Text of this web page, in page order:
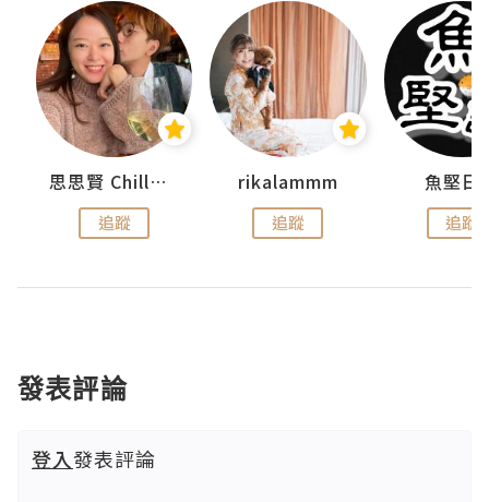
思思賢 ChillMyBabe
追蹤
rikalammm
追蹤
魚堅日
追蹤
發表評論
登入發表評論